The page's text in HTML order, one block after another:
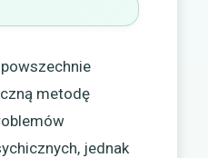
metodę
jednak